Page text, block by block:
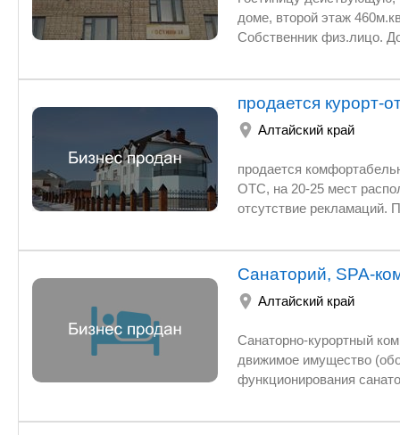
бассейн с сауной,
тренажерный,
детей, пункт проката
доме, второй этаж
Собственник физ.лицо.
продается курорт-
Алтайский край
продается
ОТС, на 20-25 мест
отсутствие рекламаций.
Санаторий, SPA-
Алтайский край
Санаторно-курортный
движимое имущество
функционирования
Земельный участок в собственности